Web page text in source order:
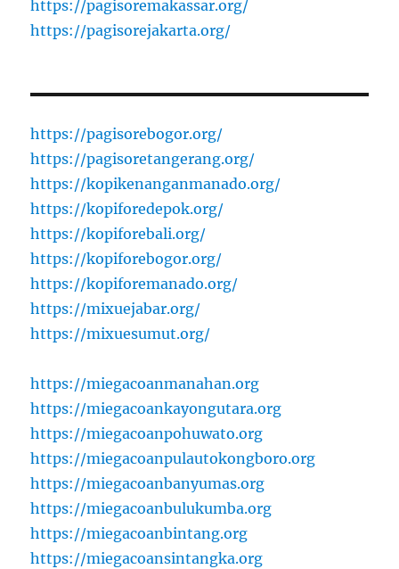
https://pagisoremakassar.org/
https://pagisorejakarta.org/
https://pagisorebogor.org/
https://pagisoretangerang.org/
https://kopikenanganmanado.org/
https://kopiforedepok.org/
https://kopiforebali.org/
https://kopiforebogor.org/
https://kopiforemanado.org/
https://mixuejabar.org/
https://mixuesumut.org/
https://miegacoanmanahan.org
https://miegacoankayongutara.org
https://miegacoanpohuwato.org
https://miegacoanpulautokongboro.org
https://miegacoanbanyumas.org
https://miegacoanbulukumba.org
https://miegacoanbintang.org
https://miegacoansintangka.org